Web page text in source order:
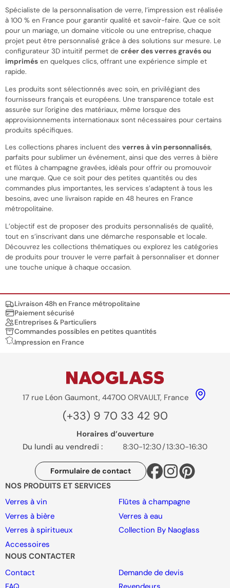
Spécialiste de la personnalisation de verre, l’impression est réalisée
à 100 % en France pour garantir qualité et savoir-faire. Que ce soit
pour un mariage, un domaine viticole ou une entreprise, chaque
projet peut être personnalisé grâce à des solutions sur mesure. Le
configurateur 3D intuitif permet de créer des verres gravés ou
imprimés en quelques clics, offrant une expérience simple et
rapide.
Les produits sont sélectionnés avec soin, en privilégiant des
fournisseurs français et européens. Une transparence totale est
assurée sur l'origine des matériaux, même lorsque des
approvisionnements internationaux sont nécessaires pour certains
produits spécifiques.
Les collections phares incluent des verres à vin personnalisés,
parfaits pour sublimer un événement, ainsi que des verres à bière
et flûtes à champagne gravées, idéals pour offrir ou promouvoir
une marque. Que ce soit pour des petites quantités ou des
commandes plus importantes, les services s’adaptent à tous les
besoins, avec une livraison rapide en 48 heures en France
métropolitaine.
L’objectif est de proposer des produits personnalisés de qualité,
tout en s’inscrivant dans une démarche responsable et locale.
Découvrez les collections thématiques ou explorez les catégories
de produits pour trouver le verre parfait à personnaliser et donner
une touche unique à chaque occasion.
Nos engagements
Livraison 48h en France métropolitaine
Paiement sécurisé
Entreprises & Particuliers
Commandes possibles en petites quantités
Impression en France
17 rue Léon Gaumont, 44700 ORVAULT, France
(+33) 9 70 33 42 90
Horaires d’ouverture
Du lundi au vendredi :
8:30-12:30/13:30-16:30
Formulaire de contact
NOS PRODUITS ET SERVICES
Verres à vin
Flûtes à champagne
Verres à bière
Verres à eau
Verres à spiritueux
Collection By Naoglass
Accessoires
NOUS CONTACTER
Contact
Demande de devis